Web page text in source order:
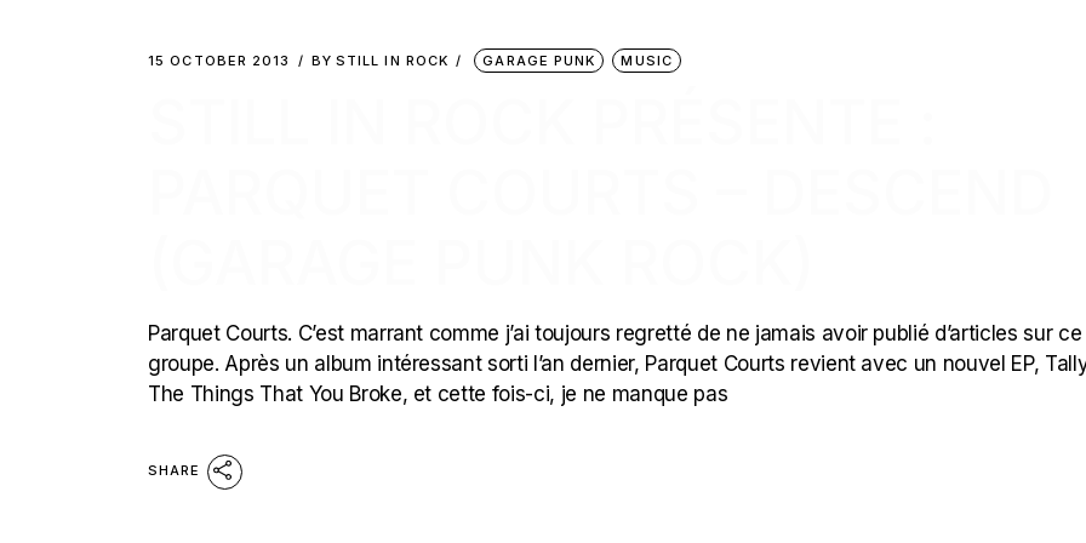
15 OCTOBER 2013 BY STILL IN ROCK GARAGE PUNK MUSIC
Parquet Courts. C’est marrant comme j’ai toujours regretté de ne jamais avoir publié d’articles sur ce
groupe. Après un album intéressant sorti l’an dernier, Parquet Courts revient avec un nouvel EP,
The Things That You Broke, et cette fois-ci, je ne manque pas
SHARE